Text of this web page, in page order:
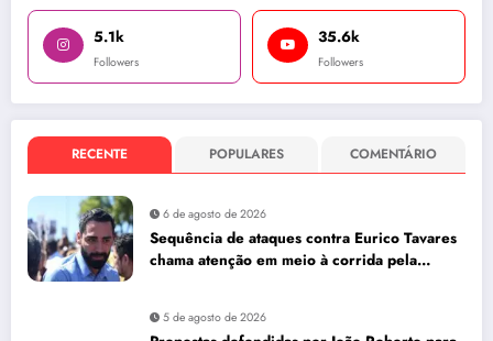
5.1k
Followers
35.6k
Followers
RECENTE POPULARES COMENTÁRIO
6 de agosto de 2026
Sequência de ataques contra Eurico Tavares
chama atenção em meio à corrida pela
5 de agosto de 2026